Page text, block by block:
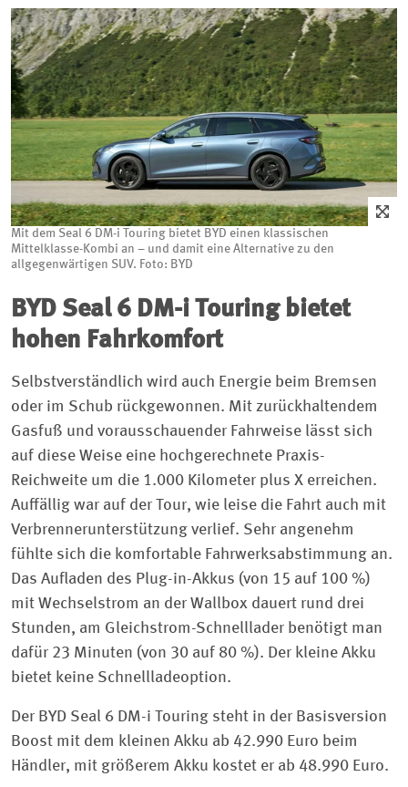
Mit dem Seal 6 DM-i Touring bietet BYD einen klassischen
Mittelklasse-Kombi an – und damit eine Alternative zu den
allgegenwärtigen SUV. Foto: BYD
BYD Seal 6 DM-i Touring bietet
hohen Fahrkomfort
Selbstverständlich wird auch Energie beim Bremsen
oder im Schub rückgewonnen. Mit zurückhaltendem
Gasfuß und vorausschauender Fahrweise lässt sich
auf diese Weise eine hochgerechnete Praxis-
Reichweite um die 1.000 Kilometer plus X erreichen.
Auffällig war auf der Tour, wie leise die Fahrt auch mit
Verbrennerunterstützung verlief. Sehr angenehm
fühlte sich die komfortable Fahrwerksabstimmung an.
Das Aufladen des Plug-in-Akkus (von 15 auf 100 %)
mit Wechselstrom an der Wallbox dauert rund drei
Stunden, am Gleichstrom-Schnelllader benötigt man
dafür 23 Minuten (von 30 auf 80 %). Der kleine Akku
bietet keine Schnellladeoption.
Der BYD Seal 6 DM-i Touring steht in der Basisversion
Boost mit dem kleinen Akku ab 42.990 Euro beim
Händler, mit größerem Akku kostet er ab 48.990 Euro.